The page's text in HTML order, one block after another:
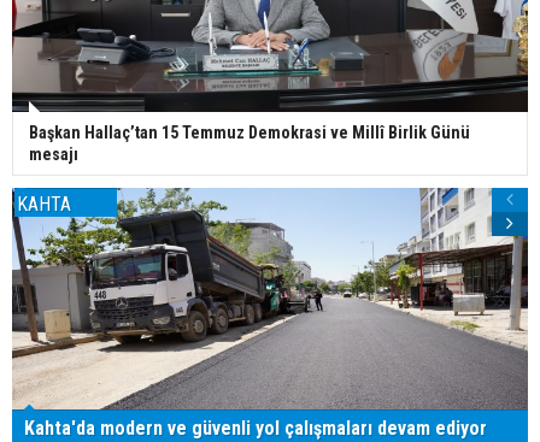
Başkan Hallaç’tan 15 Temmuz Demokrasi ve Millî Birlik Günü
mesajı
KAHTA
Kahta'da modern ve güvenli yol çalışmaları devam ediyor